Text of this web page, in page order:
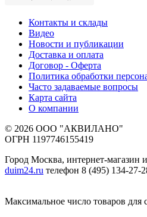
Контакты и склады
Видео
Новости и публикации
Доставка и оплата
Договор - Оферта
Политика обработки
Часто задаваемые вопросы
Карта сайта
О компании
© 2026 ООО "АКВИЛАНО"
ОГРН 1197746155419
Город Москва, интернет-магазин
duim24.ru телефон 8 (495) 134-27-
Максимальное число товаров для